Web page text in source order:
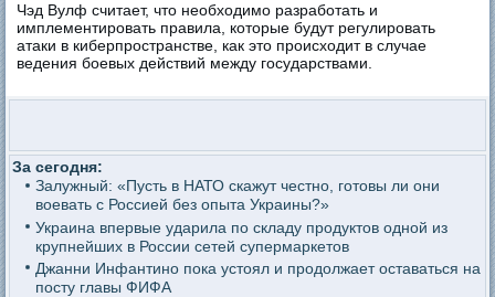
Чэд Вулф считает, что необходимо разработать и
имплементировать правила, которые будут регулировать
атаки в киберпространстве, как это происходит в случае
ведения боевых действий между государствами.
За сегодня:
Залужный: «Пусть в НАТО скажут честно, готовы ли они
воевать с Россией без опыта Украины?»
Украина впервые ударила по складу продуктов одной из
крупнейших в России сетей супермаркетов
Джанни Инфантино пока устоял и продолжает оставаться на
посту главы ФИФА